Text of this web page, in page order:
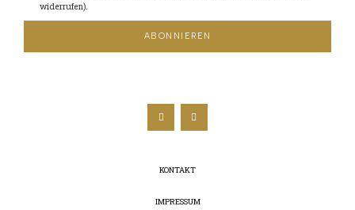
widerrufen).
ABONNIEREN
KONTAKT
IMPRESSUM